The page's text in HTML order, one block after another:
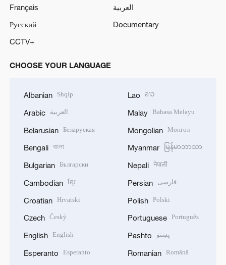
Français
العربية
Русский
Documentary
CCTV+
CHOOSE YOUR LANGUAGE
Albanian Shqip
Arabic العربية
Belarusian Беларуская
Bengali বাংলা
Bulgarian Български
Cambodian ខ្មែរ
Croatian Hrvatski
Czech Český
English English
Esperanto Esperanto
Lao ລາວ
Malay Bahasa Melayu
Mongolian Монгол
Myanmar မြန်မာဘာသာ
Nepali नेपाली
Persian فارسی
Polish Polski
Portuguese Português
Pashto پښتو
Romanian Română